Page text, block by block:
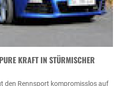
KRAFT IN STÜRMISCHER
den Rennsport kompromisslos auf